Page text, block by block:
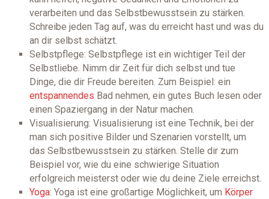
verarbeiten und das Selbstbewusstsein zu stärken.
Schreibe jeden Tag auf, was du erreicht hast und was du
an dir selbst schätzt.
Selbstpflege: Selbstpflege ist ein wichtiger Teil der
Selbstliebe. Nimm dir Zeit für dich selbst und tue
Dinge, die dir Freude bereiten. Zum Beispiel: ein
entspannendes Bad nehmen, ein gutes Buch lesen oder
einen Spaziergang in der Natur machen.
Visualisierung: Visualisierung ist eine Technik, bei der
man sich positive Bilder und Szenarien vorstellt, um
das Selbstbewusstsein zu stärken. Stelle dir zum
Beispiel vor, wie du eine schwierige Situation
erfolgreich meisterst oder wie du deine Ziele erreichst.
Yoga: Yoga ist eine großartige Möglichkeit, um Körper